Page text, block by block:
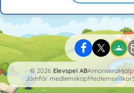
© 2026 Elevspel ABAnnonsera
Jämför medlemskapMedlemsvillkor